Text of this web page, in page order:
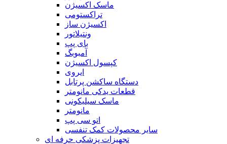
ماسک اکسیژن
تراکستومی
اکسیژن ساز
ونتیلاتور
بای پپ
آمبوبگ
کپسول اکسیژن
ایروی
دستگاه ساکشن پرتابل
قطعات یدکی مانومتر
ماسک سیلیکونی
مانومتر
اتو سی پپ
سایر محصولات کمک تنفسی
تجهیزات پزشکی حرفه ای